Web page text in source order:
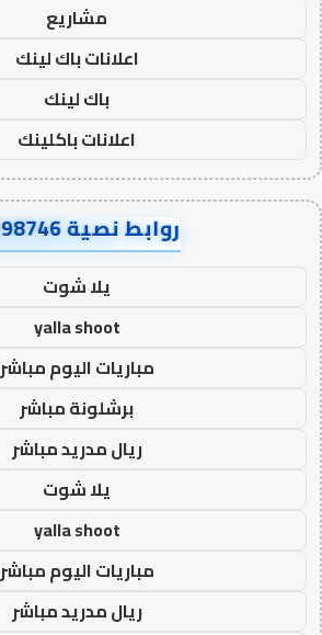
مشاريع
اعلانات باك لينك
باك لينك
اعلانات باكلينك
روابط نصية AA98746
يلا شوت
yalla shoot
مباريات اليوم مباشر
برشلونة مباشر
ريال مدريد مباشر
يلا شوت
yalla shoot
مباريات اليوم مباشر
ريال مدريد مباشر